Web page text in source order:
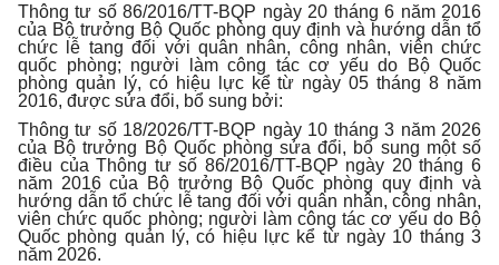
Thông tư số 86/2016/TT-BQP ngày 20 tháng 6 năm 2016
của Bộ trưởng Bộ Quốc phòng quy định và hướng dẫn tổ
chức lễ tang đối với quân nhân, công nhân, viên chức
quốc phòng; người làm công tác cơ yếu do Bộ Quốc
phòng quản lý, có hiệu lực kể từ ngày 05 tháng 8 năm
2016, được sửa đổi, bổ sung bởi:
Thông tư số 18/2026/TT-BQP ngày 10 tháng 3 năm 2026
của Bộ trưởng Bộ Quốc phòng sửa đổi, bổ sung một số
điều của Thông tư số 86/2016/TT-BQP ngày 20 tháng 6
năm 2016 của Bộ trưởng Bộ Quốc phòng quy định và
hướng dẫn tổ chức lễ tang đối với quân nhân, công nhân,
viên chức quốc phòng; người làm công tác cơ yếu do Bộ
Quốc phòng quản lý, có hiệu lực kể từ ngày 10 tháng 3
năm 2026.